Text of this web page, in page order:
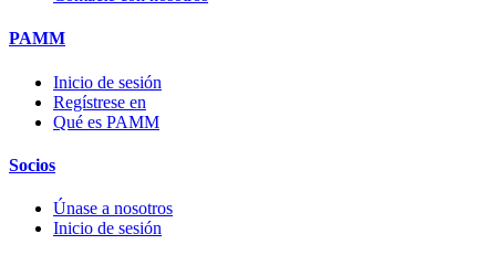
PAMM
Inicio de sesión
Regístrese en
Qué es PAMM
Socios
Únase a nosotros
Inicio de sesión